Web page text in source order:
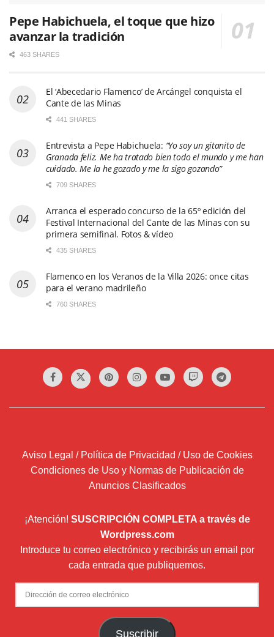
Pepe Habichuela, el toque que hizo
avanzar la tradición
463 SHARES
El ‘Abecedario Flamenco’ de Arcángel conquista el
Cante de las Minas
441 SHARES
Entrevista a Pepe Habichuela: “Yo soy un gitanito de
Granada feliz. Me ha tratado bien todo el mundo y me han
cuidado. Me la he gozado y me la sigo gozando”
709 SHARES
Arranca el esperado concurso de la 65º edición del
Festival Internacional del Cante de las Minas con su
primera semifinal. Fotos & vídeo
435 SHARES
Flamenco en los Veranos de la Villa 2026: once citas
para el verano madrileño
760 SHARES
Aviso Legal / Política de Privacidad / Uso de Cookies
Condiciones de Uso y Normas de Publicación de
Anuncios Clasificados
¡Atención! SUSCRIPCIÓN COMPLETA a través de
Wordpress.com
Introduce tu correo electrónico y recibirás un email por
cada entrada que publiquemos.
Dirección
de
Suscribir